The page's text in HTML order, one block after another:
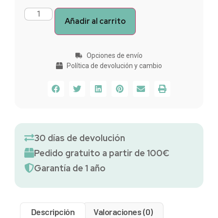
Añadir al carrito
Opciones de envío
Política de devolución y cambio
30 días de devolución
Pedido gratuito a partir de 100€
Garantía de 1 año
Descripción Valoraciones (0)